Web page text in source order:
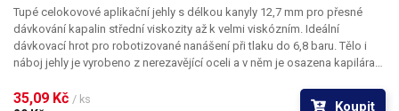
Tupé celokovové aplikační jehly s délkou kanyly 12,7 mm pro přesné
dávkování kapalin střední viskozity až k velmi viskózním. Ideální
dávkovací hrot pro robotizované nanášení při tlaku do 6,8 baru. Tělo i
náboj jehly je vyrobeno z nerezavějící oceli a v něm je osazena kapilára
povrchu a přesné dodržení vnitřních průměrů jehly a proto je povrch
35,09 Kč / ks Koupit